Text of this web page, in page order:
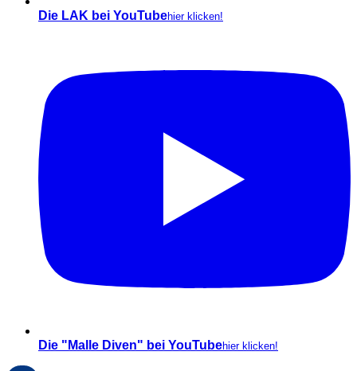
Die LAK bei YouTubehier klicken!
Die "Malle Diven" bei YouTubehier klicken!